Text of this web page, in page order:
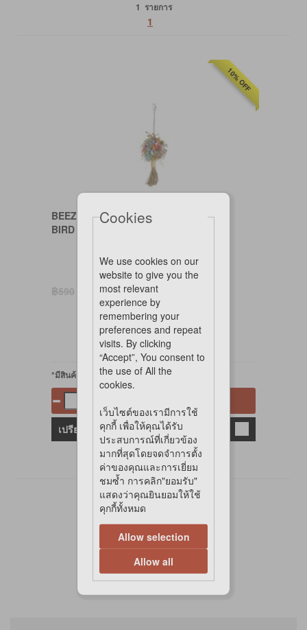
1 รายการ
1
10% OFF
BEEZTEES
BIRD TOY - OVI (36x9x9cm)
฿590 ฿531 Save ฿59.00
*มีสินค้าในสต๊อก
เปรียบเทียบ
1 รายการ
Cookies
We use cookies on our
website to give you the
most relevant
experience by
remembering your
preferences and repeat
visits. By clicking
“Accept”, You consent to
the use of All the
cookies.
เว็บไซต์ของเรามีการใช้
คุกกี้ เพื่อให้คุณได้รับ
ประสบการณ์ที่เกี่ยวข้อง
มากที่สุดโดยจดจำการตั้ง
ค่าของคุณและการเยี่ยม
ชมซ้ำ การคลิก"ยอมรับ"
แสดงว่าคุณยินยอมให้ใช้
คุกกี้ทั้งหมด
Allow selection
Allow all